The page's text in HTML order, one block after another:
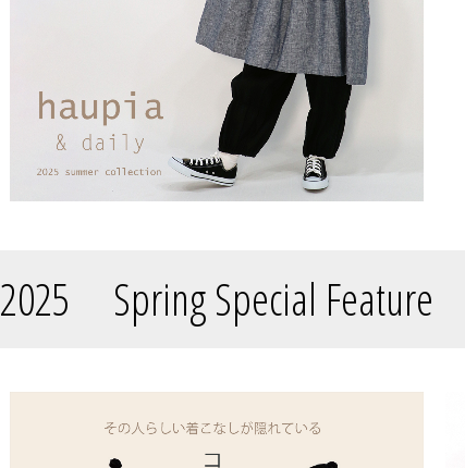
2025 Spring Special Feature